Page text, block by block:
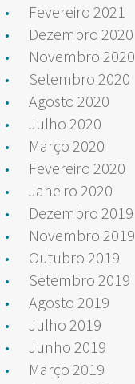
Fevereiro 2021
Dezembro 2020
Novembro 2020
Setembro 2020
Agosto 2020
Julho 2020
Março 2020
Fevereiro 2020
Janeiro 2020
Dezembro 2019
Novembro 2019
Outubro 2019
Setembro 2019
Agosto 2019
Julho 2019
Junho 2019
Março 2019